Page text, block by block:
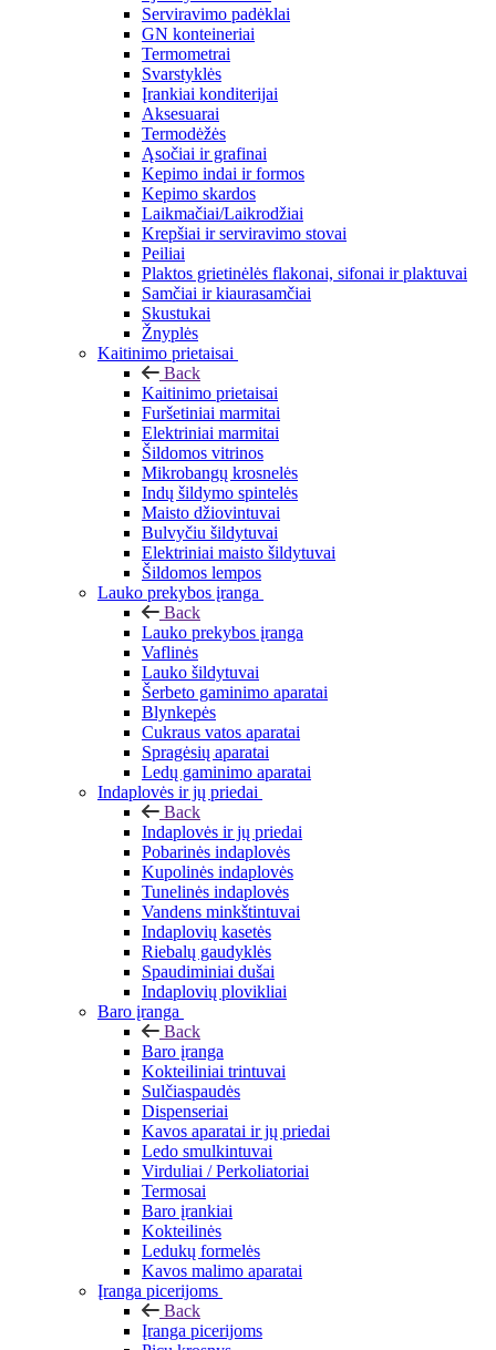
Serviravimo padėklai
GN konteineriai
Termometrai
Svarstyklės
Įrankiai konditerijai
Aksesuarai
Termodėžės
Ąsočiai ir grafinai
Kepimo indai ir formos
Kepimo skardos
Laikmačiai/Laikrodžiai
Krepšiai ir serviravimo stovai
Peiliai
Plaktos grietinėlės flakonai, sifonai ir plaktuvai
Samčiai ir kiaurasamčiai
Skustukai
Žnyplės
Kaitinimo prietaisai
Back
Kaitinimo prietaisai
Furšetiniai marmitai
Elektriniai marmitai
Šildomos vitrinos
Mikrobangų krosnelės
Indų šildymo spintelės
Maisto džiovintuvai
Bulvyčiu šildytuvai
Elektriniai maisto šildytuvai
Šildomos lempos
Lauko prekybos įranga
Back
Lauko prekybos įranga
Vaflinės
Lauko šildytuvai
Šerbeto gaminimo aparatai
Blynkepės
Cukraus vatos aparatai
Spragėsių aparatai
Ledų gaminimo aparatai
Indaplovės ir jų priedai
Back
Indaplovės ir jų priedai
Pobarinės indaplovės
Kupolinės indaplovės
Tunelinės indaplovės
Vandens minkštintuvai
Indaplovių kasetės
Riebalų gaudyklės
Spaudiminiai dušai
Indaplovių plovikliai
Baro įranga
Back
Baro įranga
Kokteiliniai trintuvai
Sulčiaspaudės
Dispenseriai
Kavos aparatai ir jų priedai
Ledo smulkintuvai
Virduliai / Perkoliatoriai
Termosai
Baro įrankiai
Kokteilinės
Ledukų formelės
Kavos malimo aparatai
Įranga picerijoms
Back
Įranga picerijoms